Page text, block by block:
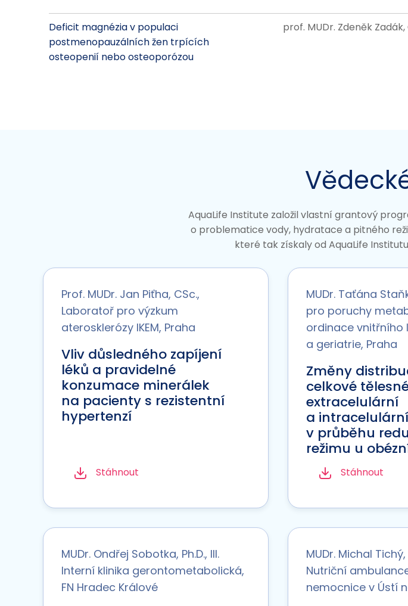
Deficit magnézia v populaci
postmenopauzálních žen trpících
osteopenií nebo osteoporózou
prof. MUDr. Zdeněk Zadák,
AquaLife Institute založil vlastní grantový
o problematice vody, hydratace a pitného
které tak získaly od AquaLife
Prof. MUDr. Jan Piťha, CSc.,
Laboratoř pro výzkum
aterosklerózy IKEM, Praha
Vliv důsledného zapíjení
léků a pravidelné
konzumace minerálek
na pacienty s rezistentní
hypertenzí
Stáhnout
MUDr. Taťána
pro poruchy
ordinace vnitřního
a geriatrie, Praha
Změny
celkové
extracelulární
a
v průběhu
režimu u
Stáhnout
MUDr. Ondřej Sobotka, Ph.D., III.
Interní klinika gerontometabolická,
FN Hradec Králové
MUDr. Michal Tichý,
Nutriční
nemocnice v Ústí